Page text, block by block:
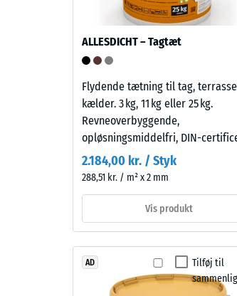
og
modstandsdygtigt
over
for
mange
syrer,
baser,
og
Den
lukkede,
vandafvisende
ALLESDICHT – Tagtæt
Flydende tætning til tag,
kælder. 3 kg, 11 kg eller 25 kg.
Revneoverbyggende,
opløsningsmiddelfri, DIN-
2.184,00 kr. / Styk
288,51 kr. / m² x 2 mm
Vis produkt
Tilføj til
AD